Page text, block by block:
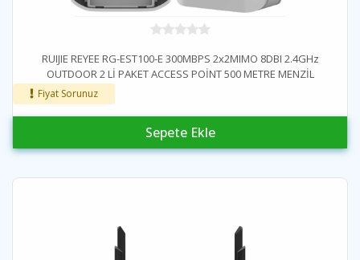
RUIJIE REYEE RG-EST100-E 300MBPS 2x2MIMO 8DBI 2.4GHz
OUTDOOR 2 Lİ PAKET ACCESS POİNT 500 METRE MENZİL
Fiyat Sorunuz
Sepete Ekle